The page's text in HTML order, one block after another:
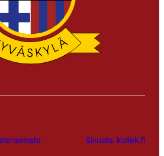
Sivusto: kallek.fi